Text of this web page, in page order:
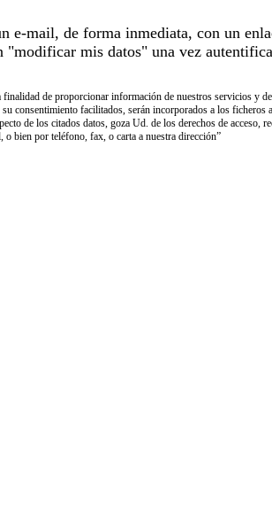
mail, de forma inmediata, con un
"modificar mis datos" una vez
de proporcionar información de nuestros servicios y
consentimiento facilitados, serán incorporados a los
de los citados datos, goza Ud. de los derechos de
o bien por teléfono, fax, o carta a nuestra dirección”